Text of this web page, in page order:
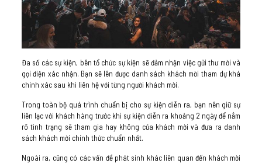
Đa số các sự kiện, bên tổ chức sự kiện sẽ đảm nhận việc gửi thư mời và
gọi điện xác nhận. Bạn sẽ lên được danh sách khách mời tham dự khá
chính xác sau khi liên hệ với từng người khách mời.
Trong toàn bộ quá trình chuẩn bị cho sự kiện diễn ra, bạn nên giữ sự
liên lạc với khách hàng trước khi sự kiện diễn ra khoảng 2 ngày để nắm
rõ tình trạng sẽ tham gia hay không của khách mời và đưa ra danh
sách khách mời chính thức chuẩn nhất.
Ngoài ra, cũng có các vấn đề phát sinh khác liên quan đến khách mời